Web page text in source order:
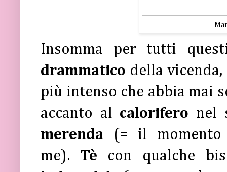
Insomma per tutti
drammatico della vicenda,
più intenso che abbia mai
accanto al calorifero nel
merenda
(= il
me). Tè con qualche